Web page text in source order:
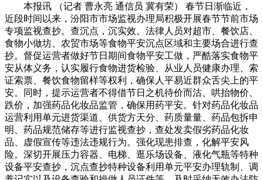
本报讯 （记者 曹永亮 通信员 冀有荣） 春节日渐临近，
近段时间以来，汾阳市市场监视办理局积极开展春节节前市场
专项监视查抄。查沉点，沉实效。法律人员对超市、餐饮店、
食物小做坊、农贸市场等食物平安沉点区域和主要场合进行查
抄。督促运营者做好节日期间食物平安工做，严酷落实食物平
安从体义务，认实履行食物进货检验、从业人员健康办理、索
证索票、餐饮食物留样等权利，确保人平易近群众舌尖上的平
安。同时，提示运营者不得借节日之机待价而沽、哄抬物价、
跌价，加强药品化妆品监管，确保用药平安。针对药品化妆品
运营利用单元进货渠道、供货方天分、药质量量、药品包拆申
明、药品规范储存等进行监视查抄，查处发卖假劣药品化妆
品、虚假宣传等违法违规行为。强化现患排查，化解平安风
险。深切开展压力容器、电梯、逛乐场设备、液化气瓶等特种
设备平安查抄，沉点查抄特种设备利用单元平安办理轨制、调